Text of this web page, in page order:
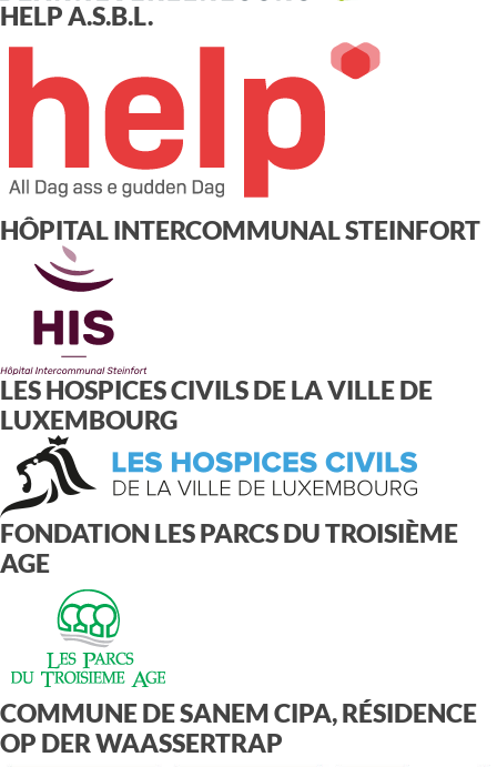
HELP A.S.B.L.
HÔPITAL INTERCOMMUNAL STEINFORT
LES HOSPICES CIVILS DE LA VILLE DE
LUXEMBOURG
FONDATION LES PARCS DU TROISIÈME
AGE
COMMUNE DE SANEM CIPA, RÉSIDENCE
OP DER WAASSERTRAP